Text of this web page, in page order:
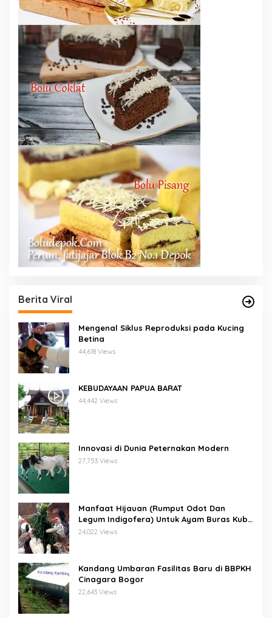
Berita Viral
Mengenal Siklus Reproduksi pada Kucing
Betina
44,618 Views
KEBUDAYAAN PAPUA BARAT
44,442 Views
Innovasi di Dunia Peternakan Modern
27,753 Views
Manfaat Hijauan (Rumput Odot Dan
Legum Indigofera) Untuk Ayam Buras Kub
Dan Sensi
24,022 Views
Kandang Umbaran Fasilitas Baru di BBPKH
Cinagara Bogor
22,643 Views